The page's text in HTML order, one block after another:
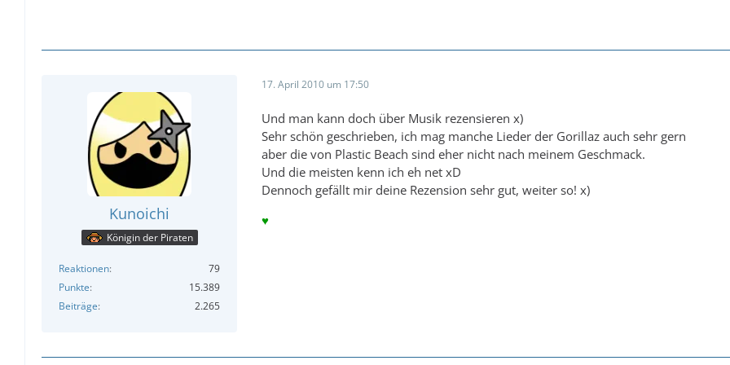
Kunoichi
Königin der Piraten
Reaktionen
79
Punkte
15.389
Beiträge
2.265
17. April 2010 um 17:50
Und man kann doch über Musik rezensieren x)
Sehr schön geschrieben, ich mag manche Lieder der Gorillaz auch sehr gern
aber die von Plastic Beach sind eher nicht nach meinem Geschmack.
Und die meisten kenn ich eh net xD
Dennoch gefällt mir deine Rezension sehr gut, weiter so! x)
♥